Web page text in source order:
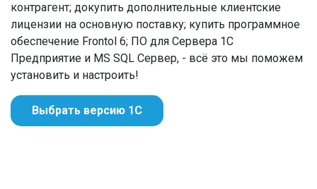
контрагент; докупить дополнительные клиентские
лицензии на основную поставку; купить программное
обеспечение Frontol 6; ПО для Сервера 1С
Предприятие и MS SQL Сервер, - всё это мы поможем
установить и настроить!
Выбрать версию 1С